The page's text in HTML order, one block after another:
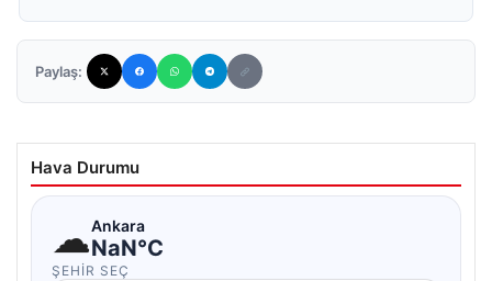
Paylaş:
Hava Durumu
☁Ankara
NaN°C
ŞEHIR SEÇ